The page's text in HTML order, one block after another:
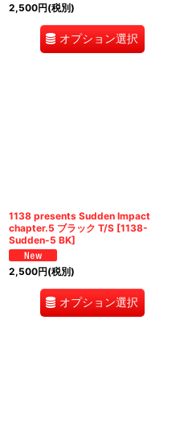
2,500円(税別)
オプション選択
1138 presents Sudden Impact
chapter.5 ブラック T/S [1138-
Sudden-5 BK]
2,500円(税別)
オプション選択